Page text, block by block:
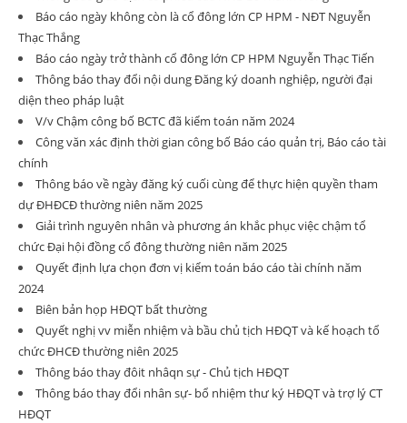
Báo cáo ngày không còn là cổ đông lớn CP HPM - NĐT Nguyễn
Thạc Thắng
Báo cáo ngày trở thành cổ đông lớn CP HPM Nguyễn Thạc Tiến
Thông báo thay đổi nội dung Đăng ký doanh nghiệp, người đại
diện theo pháp luật
V/v Chậm công bố BCTC đã kiểm toán năm 2024
Công văn xác định thời gian công bố Báo cáo quản trị, Báo cáo tài
chính
Thông báo về ngày đăng ký cuối cùng để thực hiện quyền tham
dự ĐHĐCĐ thường niên năm 2025
Giải trình nguyên nhân và phương án khắc phục việc chậm tổ
chức Đại hội đồng cổ đông thường niên năm 2025
Quyết định lựa chọn đơn vị kiểm toán báo cáo tài chính năm
2024
Biên bản họp HĐQT bất thường
Quyết nghị vv miễn nhiệm và bầu chủ tịch HĐQT và kế hoạch tổ
chức ĐHCĐ thường niên 2025
Thông báo thay đôit nhâqn sự - Chủ tịch HĐQT
Thông báo thay đổi nhân sự- bổ nhiệm thư ký HĐQT và trợ lý CT
HĐQT